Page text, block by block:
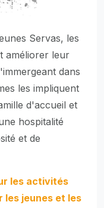
Servas, les
améliorer leur
dans
les impliquent
d'accueil et
hospitalité
et de
les activités
les jeunes et les